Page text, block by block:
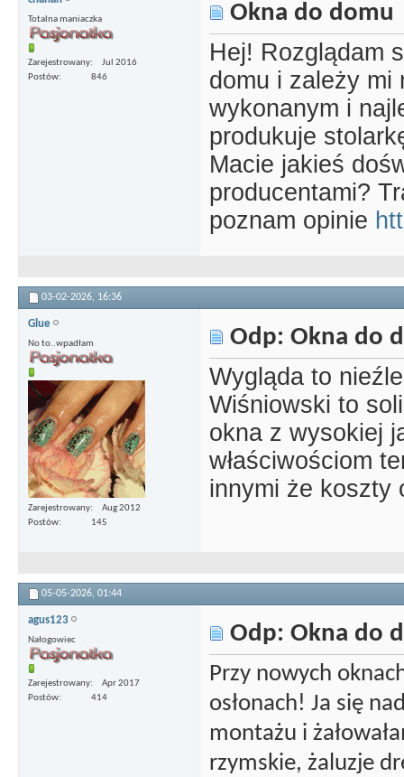
Totalna maniaczka
Zarejestrowany
Jul 2016
Postów
846
Okna do domu
Hej! Rozglądam
domu i zależy mi
wykonanym i
produkuje
Macie jakieś
producentami?
poznam opinie
03-02-2026, 16:36
Glue
No to..wpadłam
Zarejestrowany
Aug 2012
Postów
145
Odp: Okna do
Wygląda to
Wiśniowski to
okna z wysokiej
właściwościom
innymi że koszty
05-05-2026, 01:44
agus123
Nałogowiec
Zarejestrowany
Apr 2017
Postów
414
Odp: Okna do
Przy nowych
osłonach! Ja się
montażu i
rzymskie, żaluzje